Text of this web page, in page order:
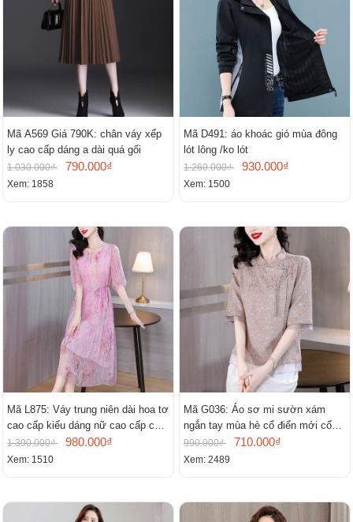
Mã A569 Giá 790K: chân váy xếp
ly cao cấp dáng a dài quá gối
1.030.000₫ 790.000₫
Xem: 1858
Mã D491: áo khoác gió mùa đông
lót lông /ko lót
1.260.000₫ 930.000₫
Xem: 1500
Mã L875: Váy trung niên dài hoa tơ
cao cấp kiểu dáng nữ cao cấp cao
cấp thần
1.390.000₫ 980.000₫
Xem: 1510
Mã G036: Áo sơ mi sườn xám
ngắn tay mùa hè cổ điển mới cổ
đứng
990.000₫ 710.000₫
Xem: 2489